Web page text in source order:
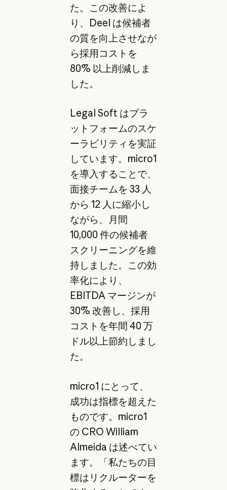
た。この改善によ
り、Deel は候補者
の質を向上させなが
ら採用コストを
80% 以上削減しま
した。
Legal Soft はプラ
ットフォームのスケ
ーラビリティを実証
しています。micro1
を導入することで、
面接チームを 33 人
から 12 人に縮小し
ながら、月間
10,000 件の候補者
スクリーニングを維
持しました。この効
率化により、
EBITDA マージンが
30% 改善し、採用
コストを年間 40 万
ドル以上節約しまし
た。
micro1 にとって、
成功は指標を超えた
ものです。micro1
の CRO William
Almeida は述べてい
ます。「私たちの目
標はリクルーターを